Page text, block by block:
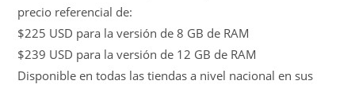
precio referencial de:
$225 USD para la versión de 8 GB de RAM
$239 USD para la versión de 12 GB de RAM
Disponible en todas las tiendas a nivel nacional en sus